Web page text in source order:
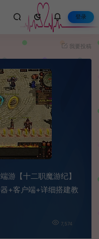
登录
我要投稿
游【十二职魔游纪】
+客户端+详细搭建教
7,574